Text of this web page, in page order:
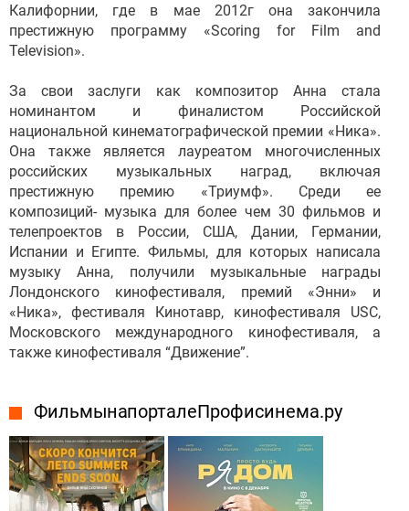
Калифорнии, где в мае 2012г она закончила
престижную программу «Scoring for Film and
Television».
За свои заслуги как композитор Анна стала
номинантом и финалистом Российской
национальной кинематографической премии «Ника».
Она также является лауреатом многочисленных
российских музыкальных наград, включая
престижную премию «Триумф». Среди ее
композиций- музыка для более чем 30 фильмов и
телепроектов в России, США, Дании, Германии,
Испании и Египте. Фильмы, для которых написала
музыку Анна, получили музыкальные награды
Лондонского кинофестиваля, премий «Энни» и
«Ника», фестиваля Кинотавр, кинофестиваля USC,
Московского международного кинофестиваля, а
также кинофестиваля “Движение”.
Фильмы на портале Профисинема.ру